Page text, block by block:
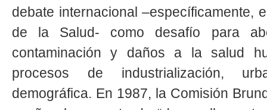
debate internacional –específicamente,
de la Salud- como desafío para
contaminación y daños a la salud
procesos de industrialización,
demográfica. En 1987, la Comisión